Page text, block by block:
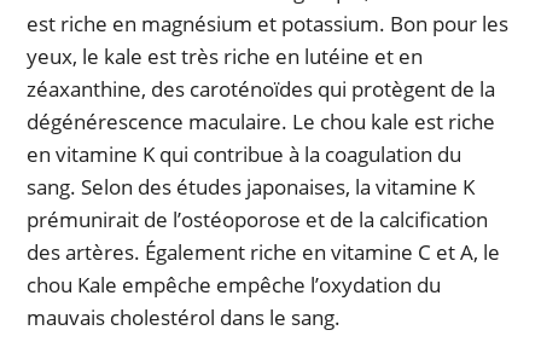
est riche en magnésium et potassium. Bon pour les
yeux, le kale est très riche en lutéine et en
zéaxanthine, des caroténoïdes qui protègent de la
dégénérescence maculaire. Le chou kale est riche
en vitamine K qui contribue à la coagulation du
sang. Selon des études japonaises, la vitamine K
prémunirait de l’ostéoporose et de la calcification
des artères. Également riche en vitamine C et A, le
chou Kale empêche empêche l’oxydation du
mauvais cholestérol dans le sang.